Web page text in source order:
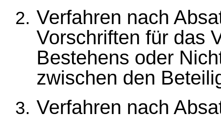
Verfahren nach
Vorschriften für das
Bestehens oder
zwischen den
Verfahren nach